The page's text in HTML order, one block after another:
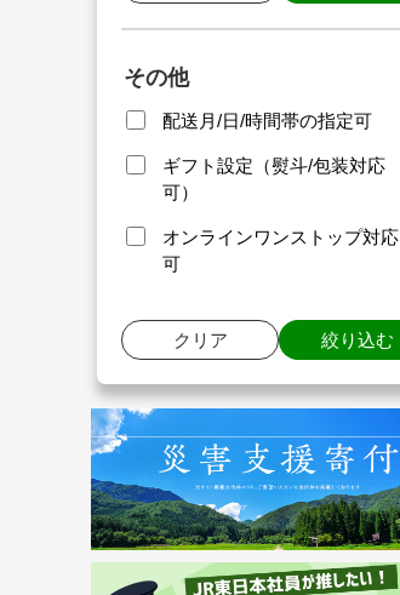
その他
配送月/日/時間帯の指定可
ギフト設定（熨斗/包装対応
可）
オンラインワンストップ対応
可
クリア 絞り込む